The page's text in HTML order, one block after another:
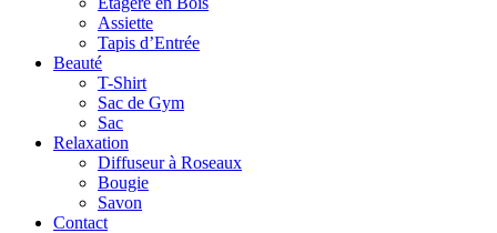
Assiette
Tapis d’Entrée
Beauté
T-Shirt
Sac de Gym
Sac
Relaxation
Diffuseur à Roseaux
Bougie
Savon
Contact